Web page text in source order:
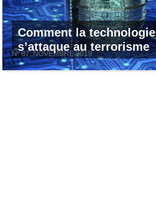
Comment la technologie
s’attaque au terrorisme
Nº 87, NOVEMBRE 2019